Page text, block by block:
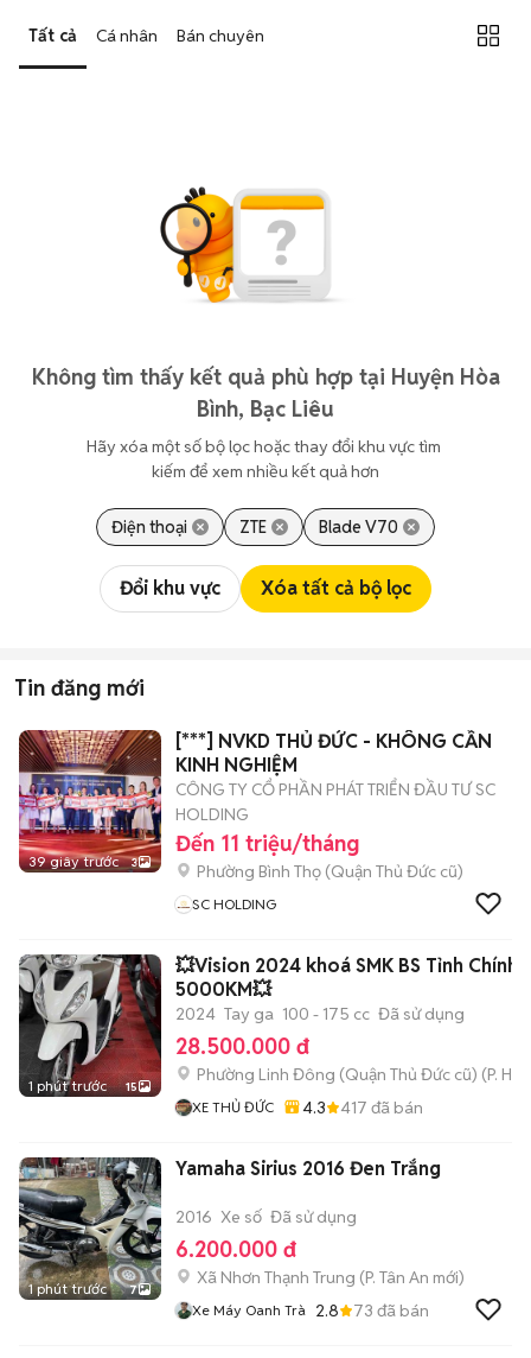
Tất cả Cá nhân Bán chuyên
Không tìm thấy kết quả phù hợp tại Huyện Hòa
Bình, Bạc Liêu
Hãy xóa một số bộ lọc hoặc thay đổi khu vực tìm
kiếm để xem nhiều kết quả hơn
Điện thoại ZTE Blade V70
Đổi khu vực Xóa tất cả bộ lọc
Tin đăng mới
39 giây trước 3
[***] NVKD THỦ ĐỨC - KHÔNG CẦN
KINH NGHIỆM
CÔNG TY CỔ PHẦN PHÁT TRIỂN ĐẦU TƯ SC
HOLDING
Đến 11 triệu/tháng
Phường Bình Thọ (Quận Thủ Đức cũ)
SC HOLDING
1 phút trước 15
💥Vision 2024 khoá SMK BS Tỉnh Chính
5000KM💥
2024 Tay ga 100 - 175 cc Đã sử dụng
28.500.000 đ
Phường Linh Đông (Quận Thủ Đức cũ) (P.
XE THỦ ĐỨC 4.3 417 đã bán
1 phút trước 7
Yamaha Sirius 2016 Đen Trắng
2016 Xe số Đã sử dụng
6.200.000 đ
Xã Nhơn Thạnh Trung (P. Tân An mới)
Xe Máy Oanh Trà 2.8 73 đã bán